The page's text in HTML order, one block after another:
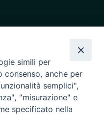
simili per
anche per
semplici",
"misurazione" e
specificato nella